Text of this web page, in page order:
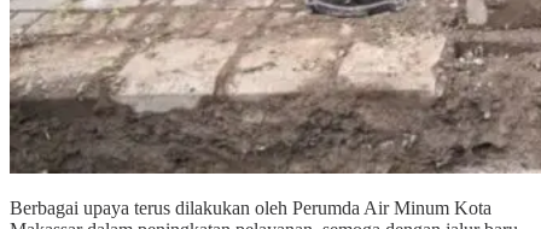
Berbagai upaya terus dilakukan oleh Perumda Air Minum Kota